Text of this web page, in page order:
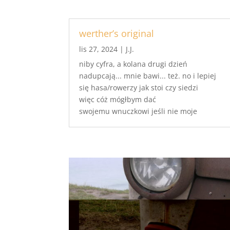
werther’s original
lis 27, 2024 | J.J.
niby cyfra, a kolana drugi dzień
nadupcają... mnie bawi... też. no i lepiej
się hasa/rowerzy jak stoi czy siedzi
więc cóż mógłbym dać
swojemu wnuczkowi jeśli nie moje